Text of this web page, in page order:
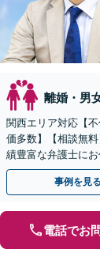
離婚・男
関西エリア対応【
価多数】【相談無
績豊富な弁護士に
側両方対応」人情
事例を見
電話でお